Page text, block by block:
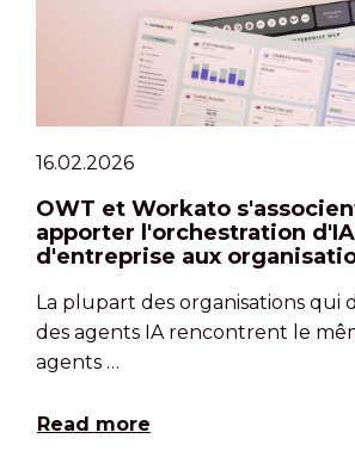
16.02.2026
OWT et Workato
apporter l'orchestration d'IA
d'entreprise aux
La plupart des organisations qui
des agents IA rencontrent le
agents …
Read more